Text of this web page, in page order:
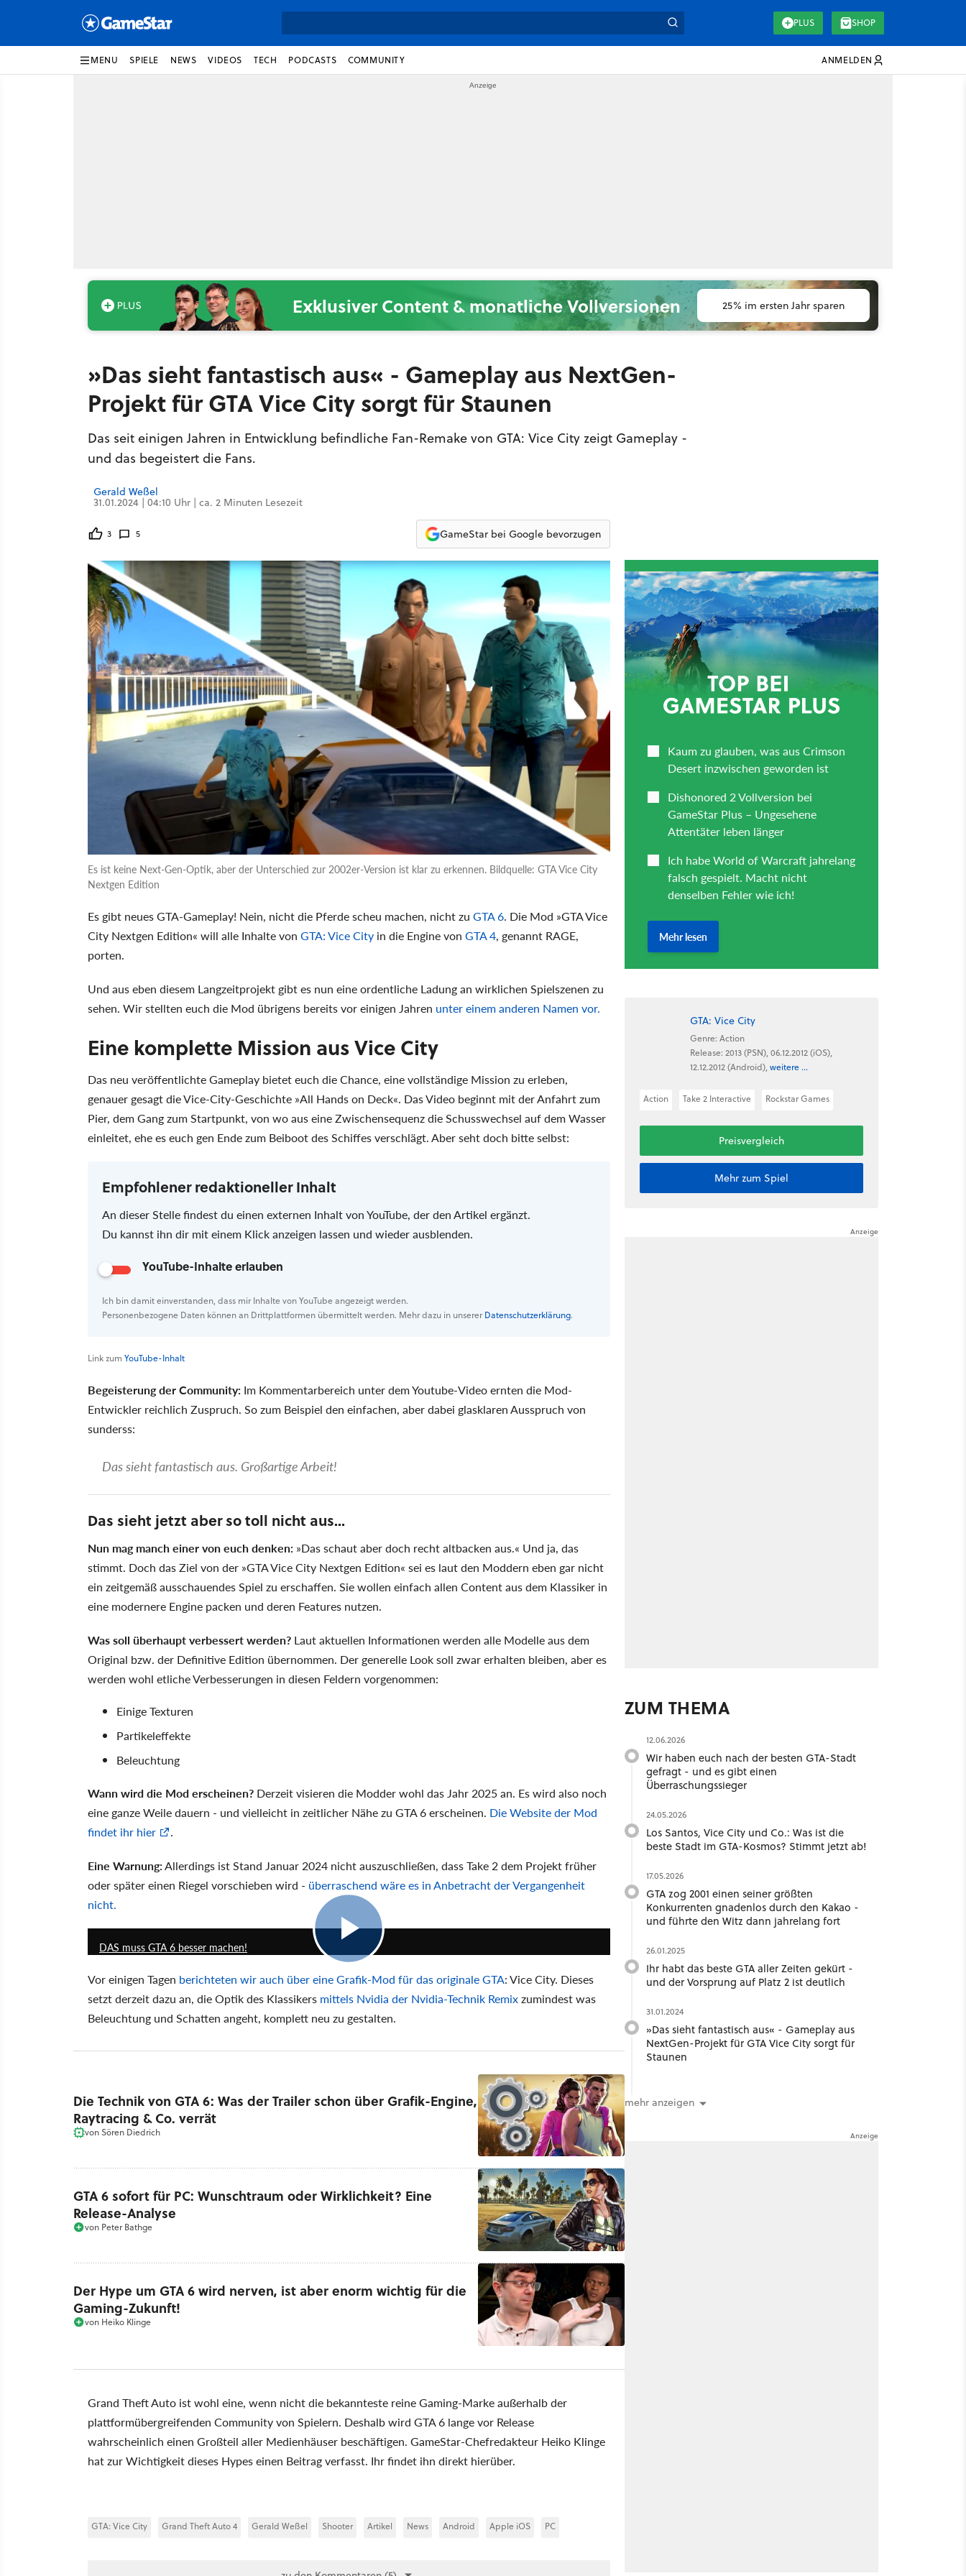
PLUS SHOP
MENU SPIELE NEWS VIDEOS TECH PODCASTS COMMUNITY ANMELDEN
Exklusiver Content & monatliche Vollversionen 25% im ersten Jahr sparen
»Das sieht fantastisch aus« - Gameplay aus NextGen-
Projekt für GTA Vice City sorgt für Staunen
Das seit einigen Jahren in Entwicklung befindliche Fan-Remake von GTA: Vice City zeigt Gameplay -
und das begeistert die Fans.
Gerald Weßel
31.01.2024 | 04:10 Uhr | ca. 2 Minuten Lesezeit
3 5 GameStar bei Google bevorzugen
Es ist keine Next-Gen-Optik, aber der Unterschied zur 2002er-Version ist klar zu erkennen. Bildquelle: GTA Vice City
Nextgen Edition
Es gibt neues GTA-Gameplay! Nein, nicht die Pferde scheu machen, nicht zu GTA 6. Die Mod GTA Vice
City Nextgen Edition will alle Inhalte von GTA: Vice City in die Engine von GTA 4, genannt RAGE,
porten.
Und aus eben diesem Langzeitprojekt gibt es nun eine ordentliche Ladung an wirklichen Spielszenen zu
sehen. Wir stellten euch die Mod übrigens bereits vor einigen Jahren unter einem anderen Namen vor.
Eine komplette Mission aus Vice City
Das neu veröffentlichte Gameplay bietet euch die Chance, eine vollständige Mission zu erleben,
genauer gesagt die Vice-City-Geschichte All Hands on Deck . Das Video beginnt mit der Anfahrt zum
Pier, dem Gang zum Startpunkt, von wo aus eine Zwischensequenz die Schusswechsel auf dem Wasser
einleitet, ehe es euch gen Ende zum Beiboot des Schiffes verschlägt. Aber seht doch bitte selbst:
Empfohlener redaktioneller Inhalt
An dieser Stelle findest du einen externen Inhalt von YouTube, der den Artikel ergänzt.
Du kannst ihn dir mit einem Klick anzeigen lassen und wieder ausblenden.
YouTube-Inhalte erlauben
Ich bin damit einverstanden, dass mir Inhalte von YouTube angezeigt werden.
Personenbezogene Daten können an Drittplattformen übermittelt werden. Mehr dazu in unsererDatenschutzerklärung.
Link zum YouTube-Inhalt
Begeisterung der Community: Im Kommentarbereich unter dem Youtube-Video ernten die Mod-
Entwickler reichlich Zuspruch. So zum Beispiel den einfachen, aber dabei glasklaren Ausspruch von
sunderss:
Das sieht fantastisch aus. Großartige Arbeit!
Das sieht jetzt aber so toll nicht aus...
Nun mag manch einer von euch denken: Das schaut aber doch recht altbacken aus. Und ja, das
stimmt. Doch das Ziel von der GTA Vice City Nextgen Edition sei es laut den Moddern eben gar nicht
ein zeitgemäß ausschauendes Spiel zu erschaffen. Sie wollen einfach allen Content aus dem Klassiker in
eine modernere Engine packen und deren Features nutzen.
Was soll überhaupt verbessert werden? Laut aktuellen Informationen werden alle Modelle aus dem
Original bzw. der Definitive Edition übernommen. Der generelle Look soll zwar erhalten bleiben, aber es
werden wohl etliche Verbesserungen in diesen Feldern vorgenommen:
Einige Texturen
Partikeleffekte
Beleuchtung
Wann wird die Mod erscheinen? Derzeit visieren die Modder wohl das Jahr 2025 an. Es wird also noch
eine ganze Weile dauern - und vielleicht in zeitlicher Nähe zu GTA 6 erscheinen. Die Website der Mod
findet ihr hier
.
Eine Warnung:Allerdings ist Stand Januar 2024 nicht auszuschließen, dass Take 2 dem Projekt früher
oder später einen Riegel vorschieben wird - überraschend wäre es in Anbetracht der Vergangenheit
nicht.
DAS muss GTA 6 besser machen!
Vor einigen Tagen berichteten wir auch über eine Grafik-Mod für das originale GTA: Vice City. Dieses
setzt derzeit dazu an, die Optik des Klassikers mittels Nvidia der Nvidia-Technik Remixzumindest was
Beleuchtung und Schatten angeht, komplett neu zu gestalten.
Die Technik von GTA 6: Was der Trailer schon über Grafik-Engine,
Raytracing & Co. verrät
vonSören Diedrich
GTA 6 sofort für PC: Wunschtraum oder Wirklichkeit? Eine
Release-Analyse
von Peter Bathge
Der Hype um GTA 6 wird nerven, ist aber enorm wichtig für die
Gaming-Zukunft!
von Heiko Klinge
Grand Theft Auto ist wohl eine, wenn nicht die bekannteste reine Gaming-Marke außerhalb der
plattformübergreifenden Community von Spielern. Deshalb wird GTA 6 lange vor Release
wahrscheinlich einen Großteil aller Medienhäuser beschäftigen. GameStar-Chefredakteur Heiko Klinge
hat zur Wichtigkeit dieses Hypes einen Beitrag verfasst. Ihr findet ihn direkt hierüber.
GTA: Vice City Grand Theft Auto 4 Gerald Weßel Shooter Artikel News Android Apple iOS PC
GTA: Vice City
Genre: Action
Release: 2013 (PSN), 06.12.2012 (iOS),
12.12.2012 (Android), weitere ...
Action Take 2 Interactive Rockstar Games
Preisvergleich
Mehr zum Spiel
ZUM THEMA
12.06.2026
Wir haben euch nach der besten GTA-Stadt
gefragt - und es gibt einen
Überraschungssieger
24.05.2026
Los Santos, Vice City und Co.: Was ist die
beste Stadt im GTA-Kosmos? Stimmt jetzt ab!
17.05.2026
GTA zog 2001 einen seiner größten
Konkurrenten gnadenlos durch den Kakao -
und führte den Witz dann jahrelang fort
26.01.2025
Ihr habt das beste GTA aller Zeiten gekürt -
und der Vorsprung auf Platz 2 ist deutlich
31.01.2024
»Das sieht fantastisch aus« - Gameplay aus
NextGen-Projekt für GTA Vice City sorgt für
Staunen
mehr anzeigen